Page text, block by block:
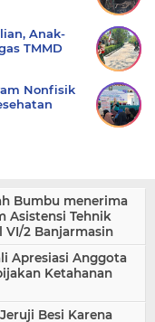
Anak-
TMMD
Nonfisik
Bumbu menerima
Asistensi Tehnik
VI/2 Banjarmasin
Apresiasi Anggota
Ketahanan
Besi Karena